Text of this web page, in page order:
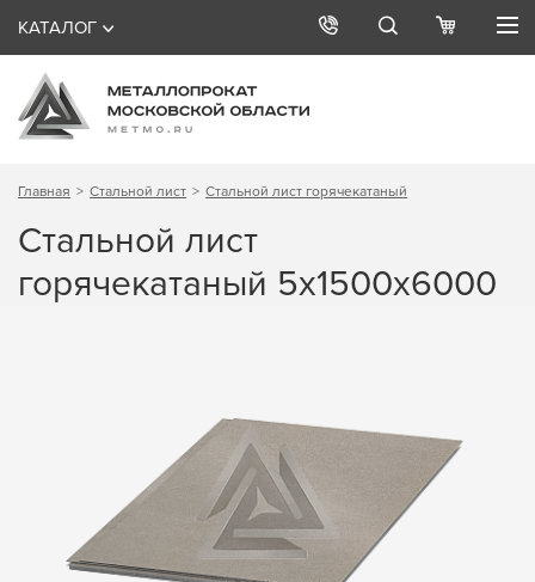
КАТАЛОГ
Главная Стальной лист Стальной лист горячекатаный
Стальной лист
горячекатаный 5х1500х6000